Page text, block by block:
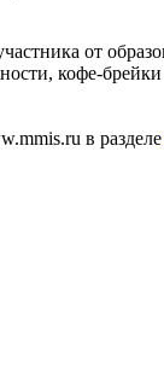
от
кофе-
в разделе